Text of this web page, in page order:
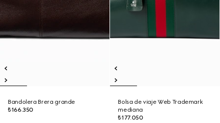
Bandolera Brera grande
₺166.350
Bolsa de viaje Web Trademark
mediana
₺177.050